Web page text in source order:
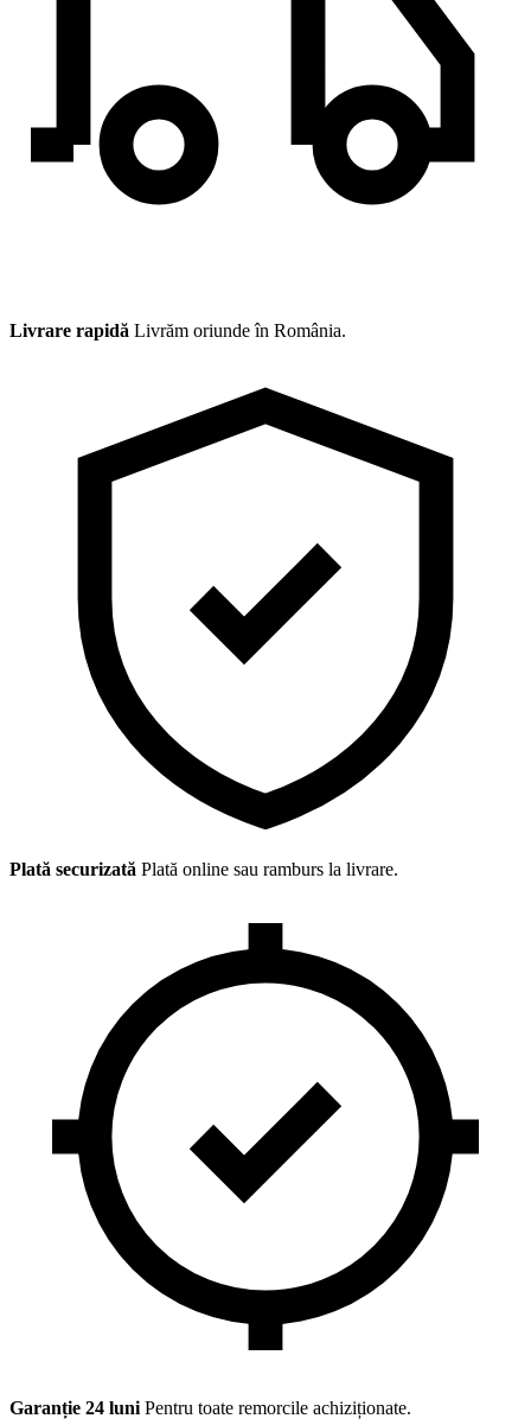
Livrare rapidă Livrăm oriunde în România.
Plată securizată Plată online sau ramburs la livrare.
Garanție 24 luni Pentru toate remorcile achiziționate.